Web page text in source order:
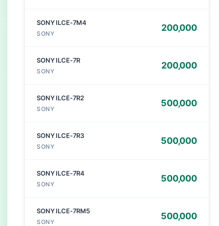
SONY ILCE-7M4
SONY
200,000
SONY ILCE-7R
SONY
200,000
SONY ILCE-7R2
SONY
500,000
SONY ILCE-7R3
SONY
500,000
SONY ILCE-7R4
SONY
500,000
SONY ILCE-7RM5
SONY
500,000